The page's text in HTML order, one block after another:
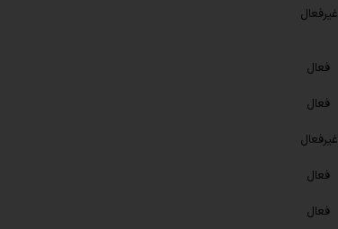
غیرفعال
فعال
فعال
غیرفعال
فعال
فعال